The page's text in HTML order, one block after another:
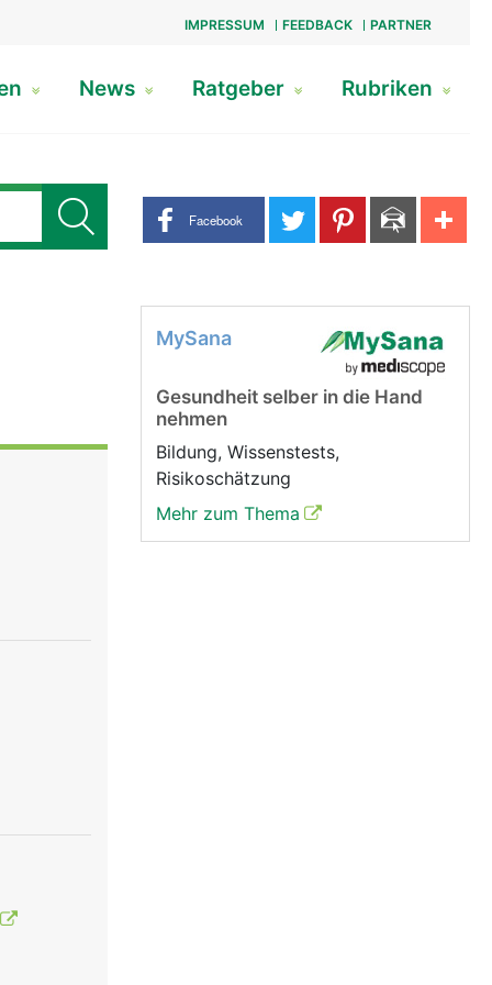
IMPRESSUM FEEDBACK PARTNER
News Ratgeber Rubriken
Share buttons
Facebook
MySana
Gesundheit selber in die Hand
nehmen
Bildung, Wissenstests,
Risikoschätzung
Mehr zum Thema